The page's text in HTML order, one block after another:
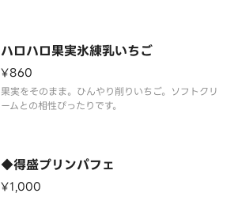
ハロハロ果実氷練乳いちご
¥860
果実をそのまま。ひんやり削りいちご。ソフトクリ
ームとの相性ぴったりです。
◆得盛プリンパフェ
¥1,000